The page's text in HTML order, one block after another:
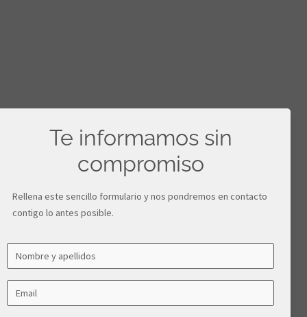
Te informamos sin
compromiso
Rellena este sencillo formulario y nos pondremos en contacto
contigo lo antes posible.